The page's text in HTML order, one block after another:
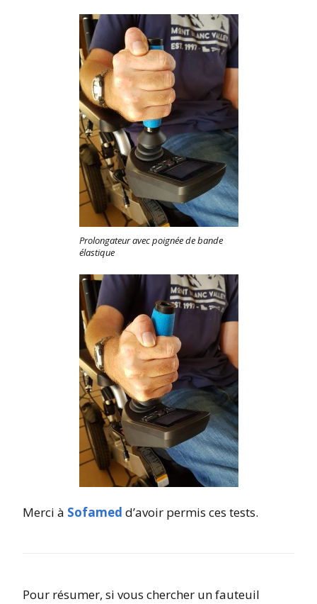
Prolongateur avec poignée de bande
élastique
Merci à Sofamed d’avoir permis ces tests.
Pour résumer, si vous chercher un fauteuil